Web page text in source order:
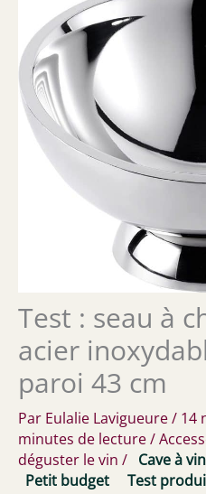
Test : seau à
acier
paroi 43 cm
Par Eulalie Lavigueure/ 14
minutes de lecture/
déguster le vin / Cave à vin
Petit budget
Test